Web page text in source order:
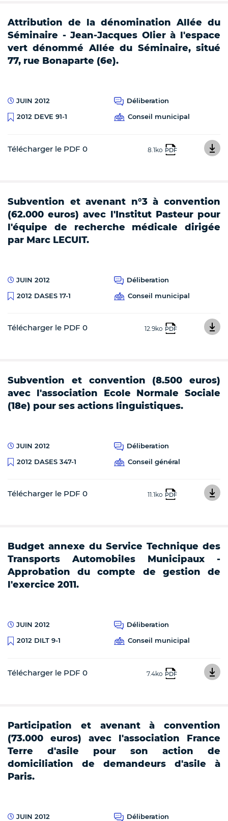
Attribution de la dénomination Allée du
Séminaire - Jean-Jacques Olier à l'espace
vert dénommé Allée du Séminaire, situé
77, rue Bonaparte (6e).
JUIN 2012
Déliberation
2012 DEVE 91-1
Conseil municipal
Télécharger le PDF 0 8.1ko PDF
Subvention et avenant n°3 à convention
(62.000 euros) avec l'Institut Pasteur pour
l'équipe de recherche médicale dirigée
par Marc LECUIT.
JUIN 2012
Déliberation
2012 DASES 17-1
Conseil municipal
Télécharger le PDF 0 12.9ko PDF
Subvention et convention (8.500 euros)
avec l'association Ecole Normale Sociale
(18e) pour ses actions linguistiques.
JUIN 2012
Déliberation
2012 DASES 347-1
Conseil général
Télécharger le PDF 0 11.1ko PDF
Budget annexe du Service Technique des
Transports Automobiles Municipaux -
Approbation du compte de gestion de
l'exercice 2011.
JUIN 2012
Déliberation
2012 DILT 9-1
Conseil municipal
Télécharger le PDF 0 7.4ko PDF
Participation et avenant à convention
(73.000 euros) avec l'association France
Terre d'asile pour son action de
domiciliation de demandeurs d'asile à
Paris.
JUIN 2012 Déliberation